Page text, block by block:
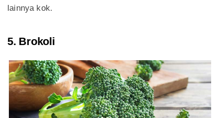
lainnya kok.
5. Brokoli